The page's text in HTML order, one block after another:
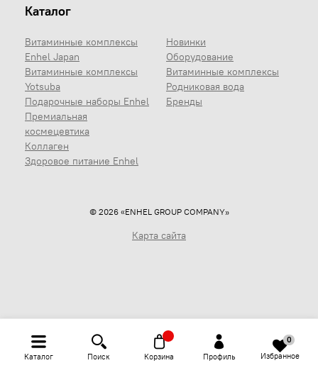
Каталог
Витаминные комплексы
Enhel Japan
Витаминные комплексы
Yotsuba
Подарочные наборы Enhel
Премиальная
космецевтика
Коллаген
Здоровое питание Enhel
Новинки
Оборудование
Витаминные комплексы
Родниковая вода
Бренды
© 2026 «ENHEL GROUP COMPANY»
Карта сайта
Каталог Поиск Корзина Профиль
0
Избранное